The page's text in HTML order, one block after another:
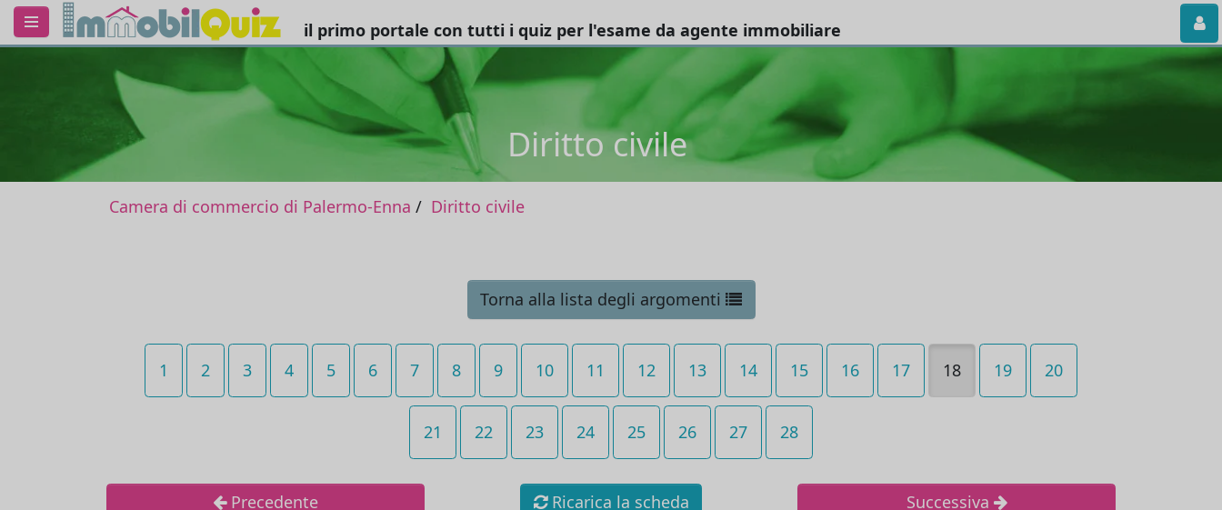
il primo portale con tutti i quiz per l'esame da agente immobiliare
Diritto civile
Camera di commercio di Palermo-Enna Diritto civile
Torna alla lista degli argomenti
1 2 3 4 5 6 7 8 9 10 11 12 13 14 15 16 17 18 19 20
21 22 23 24 25 26 27 28
Precedente Ricarica la scheda Successiva